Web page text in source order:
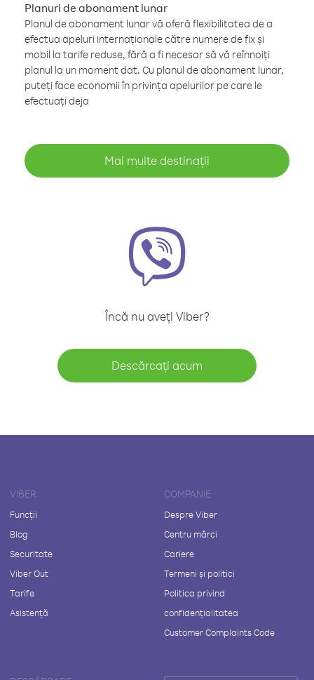
Planuri de abonament lunar
Planul de abonament lunar vă oferă flexibilitatea de a
efectua apeluri internaționale către numere de fix și
mobil la tarife reduse, fără a fi necesar să vă reînnoiți
planul la un moment dat. Cu planul de abonament lunar,
puteți face economii în privința apelurilor pe care le
efectuați deja
Mai multe destinații
Încă nu aveți Viber?
Descărcați acum
VIBER
Funcții
Blog
Securitate
Viber Out
Tarife
Asistență
COMPANIE
Despre Viber
Centru mărci
Cariere
Termeni și politici
Politica privind
confidențialitatea
Customer Complaints Code